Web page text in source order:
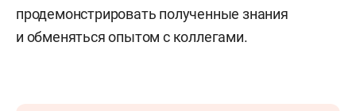
продемонстрировать полученные знания
и обменяться опытом с коллегами.